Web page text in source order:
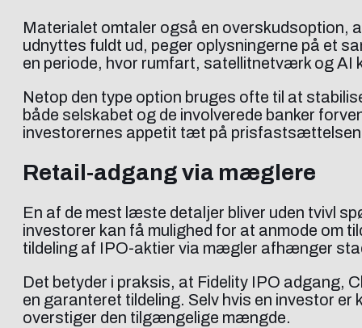
Materialet omtaler også en overskudsoption,
udnyttes fuldt ud, peger oplysningerne på et
en periode, hvor rumfart, satellitnetværk og AI
Netop den type option bruges ofte til at
både selskabet og de involverede banker
investorernes appetit tæt på
Retail-adgang via mæglere
En af de mest læste detaljer bliver uden tvivl
investorer kan få mulighed for at anmode om
tildeling af IPO-aktier via mægler afhænger
Det betyder i praksis, at Fidelity IPO adgang,
en garanteret tildeling. Selv hvis en investor
overstiger den tilgængelige mængde.